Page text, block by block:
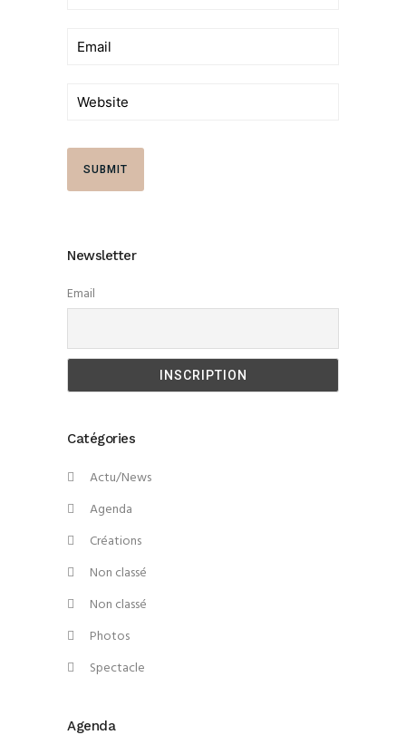
Newsletter
Email
Catégories
Actu/News
Agenda
Créations
Non classé
Non classé
Photos
Spectacle
Agenda